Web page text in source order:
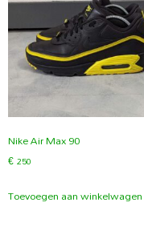
Nike Air Max 90
€250
Toevoegen aan winkelwagen